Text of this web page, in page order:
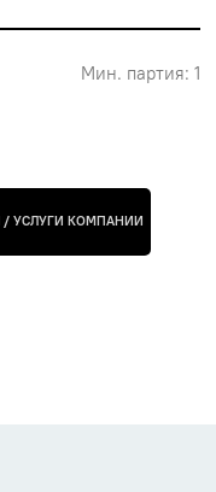
Мин. партия: 1
/ УСЛУГИ КОМПАНИИ